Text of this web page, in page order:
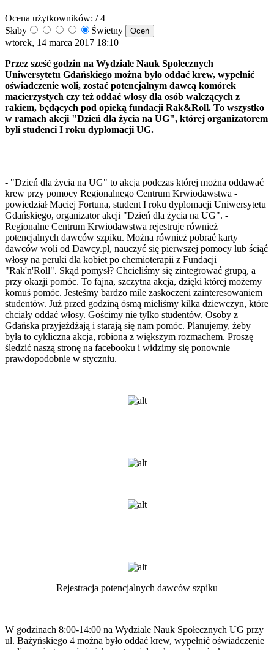
Ocena użytkowników: / 4
Słaby
Świetny
wtorek, 14 marca 2017 18:10
Przez sześć godzin na Wydziale Nauk Społecznych
Uniwersytetu Gdańskiego można było oddać krew, wypełnić
oświadczenie woli, zostać potencjalnym dawcą komórek
macierzystych czy też oddać włosy dla osób walczących z
rakiem, będących pod opieką fundacji Rak&Roll. To wszystko
w ramach akcji "Dzień dla życia na UG", której organizatorem
byli studenci I roku dyplomacji UG.
- "Dzień dla życia na UG" to akcja podczas której można oddawać
krew przy pomocy Regionalnego Centrum Krwiodawstwa -
powiedział Maciej Fortuna, student I roku dyplomacji Uniwersytetu
Gdańskiego, organizator akcji "Dzień dla życia na UG". -
Regionalne Centrum Krwiodawstwa rejestruje również
potencjalnych dawców szpiku. Można również pobrać karty
dawców woli od Dawcy.pl, nauczyć się pierwszej pomocy lub ściąć
włosy na peruki dla kobiet po chemioterapii z Fundacji
"Rak'n'Roll". Skąd pomysł? Chcieliśmy się zintegrować grupą, a
przy okazji pomóc. To fajna, szczytna akcja, dzięki której możemy
komuś pomóc. Jesteśmy bardzo mile zaskoczeni zainteresowaniem
studentów. Już przed godziną ósmą mieliśmy kilka dziewczyn, które
chciały oddać włosy. Gościmy nie tylko studentów. Osoby z
Gdańska przyjeżdżają i starają się nam pomóc. Planujemy, żeby
była to cykliczna akcja, robiona z większym rozmachem. Proszę
śledzić naszą stronę na facebooku i widzimy się ponownie
prawdopodobnie w styczniu.
Rejestracja potencjalnych dawców szpiku
W godzinach 8:00-14:00 na Wydziale Nauk Społecznych UG przy
ul. Bażyńskiego 4 można było oddać krew, wypełnić oświadczenie